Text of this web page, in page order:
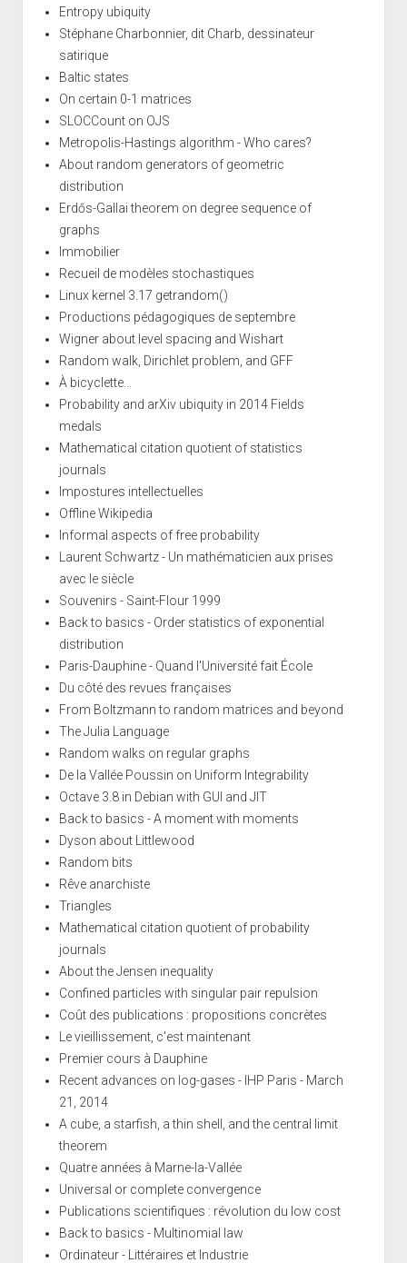
Entropy ubiquity
Stéphane Charbonnier, dit Charb, dessinateur
satirique
Baltic states
On certain 0-1 matrices
SLOCCount on OJS
Metropolis-Hastings algorithm - Who cares?
About random generators of geometric
distribution
Erdős-Gallai theorem on degree sequence of
graphs
Immobilier
Recueil de modèles stochastiques
Linux kernel 3.17 getrandom()
Productions pédagogiques de septembre
Wigner about level spacing and Wishart
Random walk, Dirichlet problem, and GFF
À bicyclette...
Probability and arXiv ubiquity in 2014 Fields
medals
Mathematical citation quotient of statistics
journals
Impostures intellectuelles
Offline Wikipedia
Informal aspects of free probability
Laurent Schwartz - Un mathématicien aux prises
avec le siècle
Souvenirs - Saint-Flour 1999
Back to basics - Order statistics of exponential
distribution
Paris-Dauphine - Quand l'Université fait École
Du côté des revues françaises
From Boltzmann to random matrices and beyond
The Julia Language
Random walks on regular graphs
De la Vallée Poussin on Uniform Integrability
Octave 3.8 in Debian with GUI and JIT
Back to basics - A moment with moments
Dyson about Littlewood
Random bits
Rêve anarchiste
Triangles
Mathematical citation quotient of probability
journals
About the Jensen inequality
Confined particles with singular pair repulsion
Coût des publications : propositions concrètes
Le vieillissement, c'est maintenant
Premier cours à Dauphine
Recent advances on log-gases - IHP Paris - March
21, 2014
A cube, a starfish, a thin shell, and the central limit
theorem
Quatre années à Marne-la-Vallée
Universal or complete convergence
Publications scientifiques : révolution du low cost
Back to basics - Multinomial law
Ordinateur - Littéraires et Industrie